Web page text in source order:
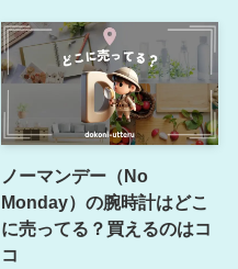
ノーマンデー（No
Monday）の腕時計はどこ
に売ってる？買えるのはコ
コ